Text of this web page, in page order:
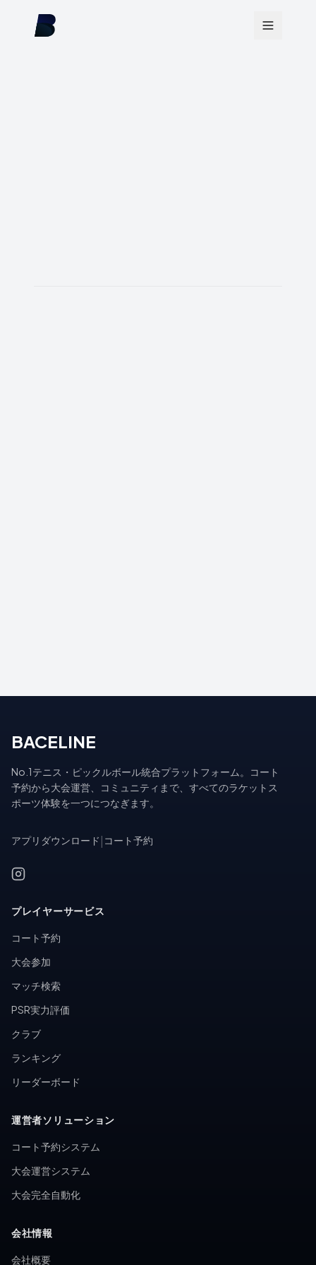
BACELINE
No.1テニス・ピックルボール統合プラットフォーム。コート
予約から大会運営、コミュニティまで、すべてのラケットス
ポーツ体験を一つにつなぎます。
アプリダウンロード コート予約
プレイヤーサービス
コート予約
大会参加
マッチ検索
PSR実力評価
クラブ
ランキング
リーダーボード
運営者ソリューション
コート予約システム
大会運営システム
大会完全自動化
会社情報
会社概要